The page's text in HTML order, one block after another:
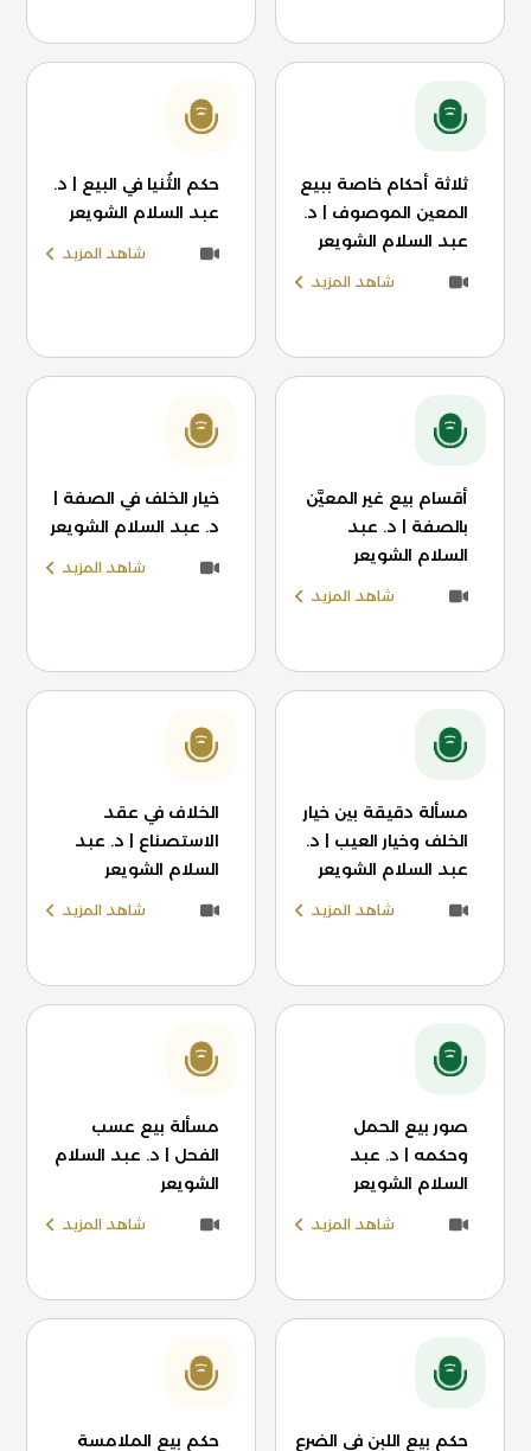
ثلاثة أحكام خاصة ببيع
المعين الموصوف | د.
عبد السلام الشويعر
شاهد المزيد
حكم الثُنيا في البيع | د.
عبد السلام الشويعر
شاهد المزيد
أقسام بيع غير المعيَّن
بالصفة | د. عبد
السلام الشويعر
شاهد المزيد
خيار الخلف في الصفة |
د. عبد السلام الشويعر
شاهد المزيد
مسألة دقيقة بين خيار
الخلف وخيار العيب | د.
عبد السلام الشويعر
شاهد المزيد
الخلاف في عقد
الاستصناع | د. عبد
السلام الشويعر
شاهد المزيد
صور بيع الحمل
وحكمه | د. عبد
السلام الشويعر
شاهد المزيد
مسألة بيع عسب
الفحل | د. عبد السلام
الشويعر
شاهد المزيد
حكم بيع اللبن في الضرع
حكم بيع الملامسة